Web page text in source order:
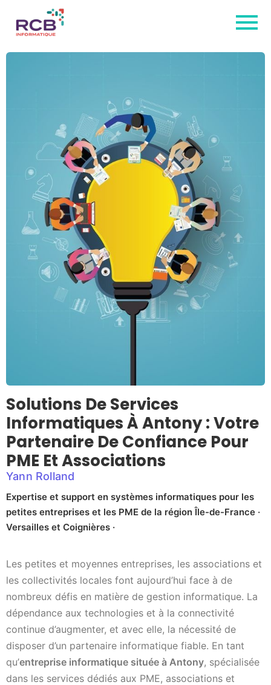
Solutions De Services
Informatiques À Antony : Votre
Partenaire De Confiance Pour
PME Et Associations
Yann Rolland
Expertise et support en systèmes informatiques pour les
petites entreprises et les PME de la région Île-de-France ·
Versailles et Coignières ·
Les petites et moyennes entreprises, les associations et
les collectivités locales font aujourd’hui face à de
nombreux défis en matière de gestion informatique. La
dépendance aux technologies et à la connectivité
continue d’augmenter, et avec elle, la nécessité de
disposer d’un partenaire informatique fiable. En tant
qu’entreprise informatique située à Antony, spécialisée
dans les services dédiés aux PME, associations et